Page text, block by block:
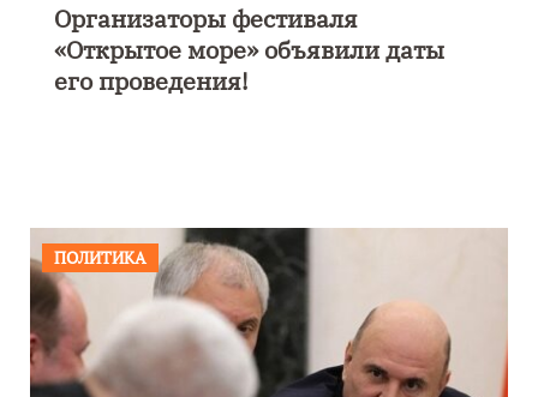
В Калининграде пройдет
фестиваль искусств «Зимние
каникулы на Балтике»
ПОЛИТИКА